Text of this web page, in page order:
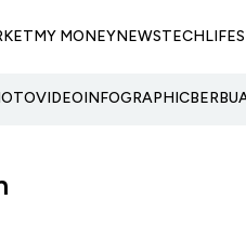
MY MONEYNEWSTECH
VIDEOINFOGRAPHIC